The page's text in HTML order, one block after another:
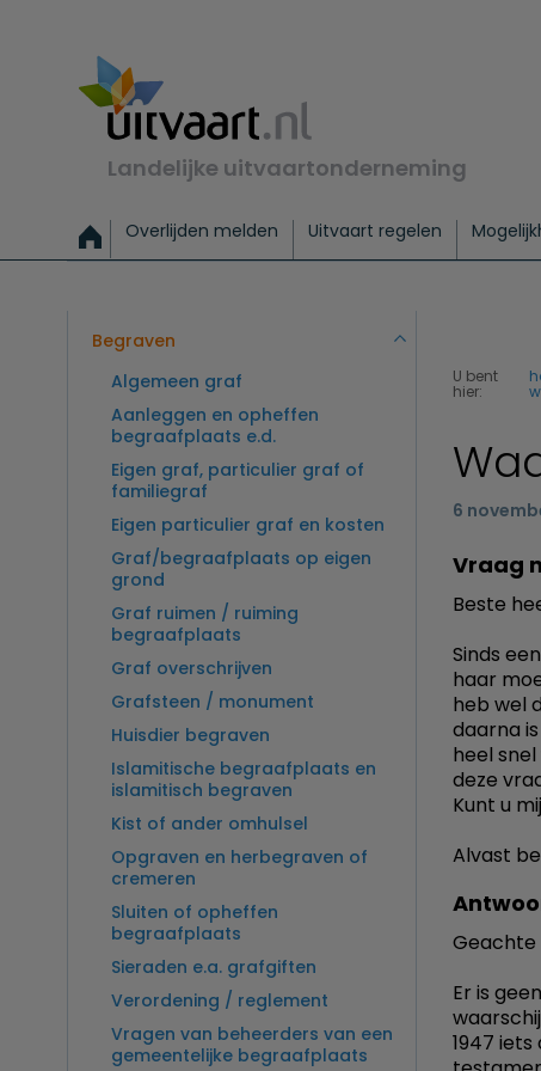
Landelijke uitvaartonderneming
Overlijden melden Uitvaart regelen
Exclusieve uitvaart Begrafenis Basis
Begraven
Algemeen graf
Aanleggen en opheffen
begraafplaats e.d.
Eigen graf, particulier graf of
familiegraf
Eigen particulier graf en kosten
Graf/begraafplaats op eigen
grond
Graf ruimen / ruiming
begraafplaats
Graf overschrijven
Grafsteen / monument
Huisdier begraven
Islamitische begraafplaats en
islamitisch begraven
Kist of ander omhulsel
Opgraven en herbegraven of
cremeren
Sluiten of opheffen
begraafplaats
Sieraden e.a. grafgiften
Verordening / reglement
Vragen van beheerders van een
gemeentelijke begraafplaats
U bent
hier:
6
Vraag
Beste
Sinds
haar
heb wel
daarna
heel
deze
Kunt u
Alvast
Geachte
Er is
1947